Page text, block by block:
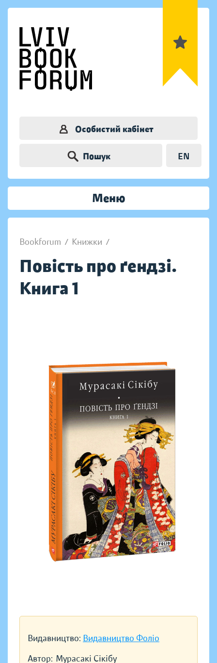
Особистий кабінет
Пошук EN
Меню
Bookforum / Книжки /
Повість про ґендзі.
Книга 1
Видавництво: Видавництво Фоліо
Автор: Мурасакі Сікібу